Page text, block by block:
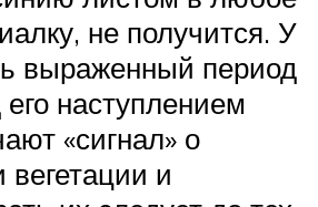
не получится. У
выраженный период
наступлением
«сигнал» о
и